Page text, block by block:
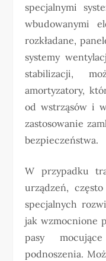
specjalnymi
wbudowanymi
rozkładane,
systemy
stabilizacji,
amortyzatory,
od wstrząsów i
zastosowanie
bezpieczeństwa.
W przypadku
urządzeń,
specjalnych
jak wzmocnione
pasy
podnoszenia.